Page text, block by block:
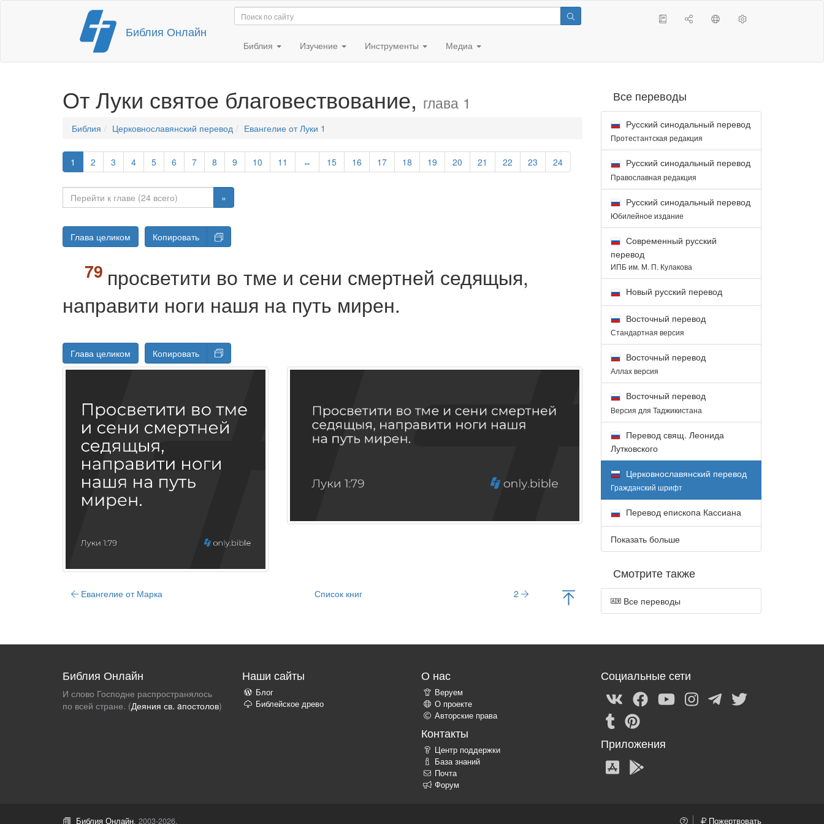
Перейти
содержимому
Библия Онлайн
Библия Изучение Инструменты Медиа
От Луки святое благовествование, глава 1
Библия Церковнославянский перевод Евангелие от Луки 1
1 2 3 4 5 6 7 8 9 10 11 ↔ 15 16 17 18 19 20 21 22 23 24
»
Глава целиком Копировать
просветити во тме и сени смертней седящыя,
направити ноги нашя на путь мирен.
Глава целиком Копировать
Евангелие от Марка Список книг 2
Все переводы
Русский синодальный перевод
Протестантская редакция
Русский синодальный перевод
Православная редакция
Русский синодальный перевод
Юбилейное издание
Современный русский
перевод
ИПБ им. М. П. Кулакова
Новый русский перевод
Восточный перевод
Стандартная версия
Восточный перевод
Аллах версия
Восточный перевод
Версия для Таджикистана
Перевод свящ. Леонида
Лутковского
Церковнославянский перевод
Гражданский шрифт
Перевод епископа Кассиана
Показать больше
Смотрите также
Все переводы
Библия Онлайн
И слово Господне распространялось
по всей стране. (Деяния св. aпостолов)
Наши сайты
Блог
Библейское древо
О нас
Веруем
О проекте
Авторские права
Контакты
Центр поддержки
База знаний
Почта
Форум
Социальные сети
Приложения
Библия Онлайн, 2003-2026. Пожертвовать